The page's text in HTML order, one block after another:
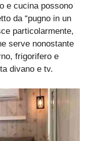
e cucina possono
da “pugno in un
particolarmente,
serve nonostante
frigorifero e
divano e tv.